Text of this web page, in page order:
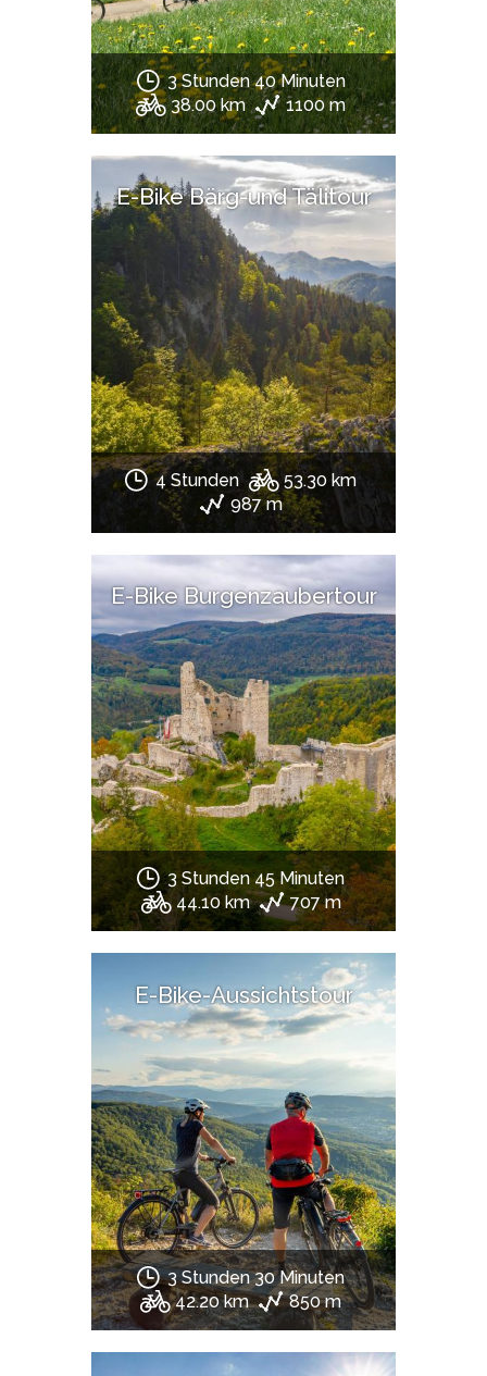
3 Stunden 40 Minuten
38.00 km
1100 m
E-Bike Bärg-und Tälitour
4 Stunden
53.30 km
987 m
E-Bike Burgenzaubertour
3 Stunden 45 Minuten
44.10 km
707 m
E-Bike-Aussichtstour
3 Stunden 30 Minuten
42.20 km
850 m